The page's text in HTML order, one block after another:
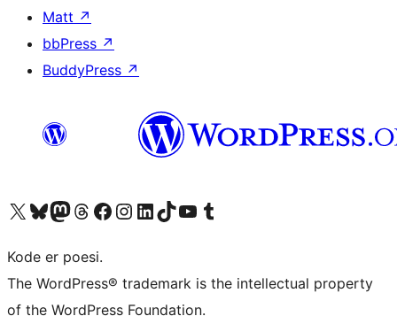
Matt ↗
bbPress ↗
BuddyPress ↗
Besøk vår konto på X Visit our Bluesky account
Besøk vår Mastodon-konto
Visit our Threads account
Besøk vår Facebook-sideBesøk vår Instagram-konto
Besøk vår LinkedIn-konto
Visit our TikTok account
Visit our YouTube channel
Visit our Tumblr account
Kode er poesi.
The WordPress® trademark is the intellectual property
of the WordPress Foundation.